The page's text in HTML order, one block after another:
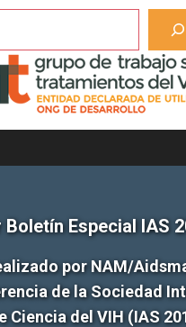
Boletín Especial IAS
por NAM/
de la Sociedad
Ciencia del VIH (IAS